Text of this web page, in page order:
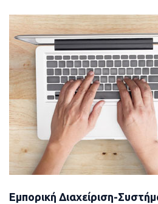
Εμπορική Διαχείριση-